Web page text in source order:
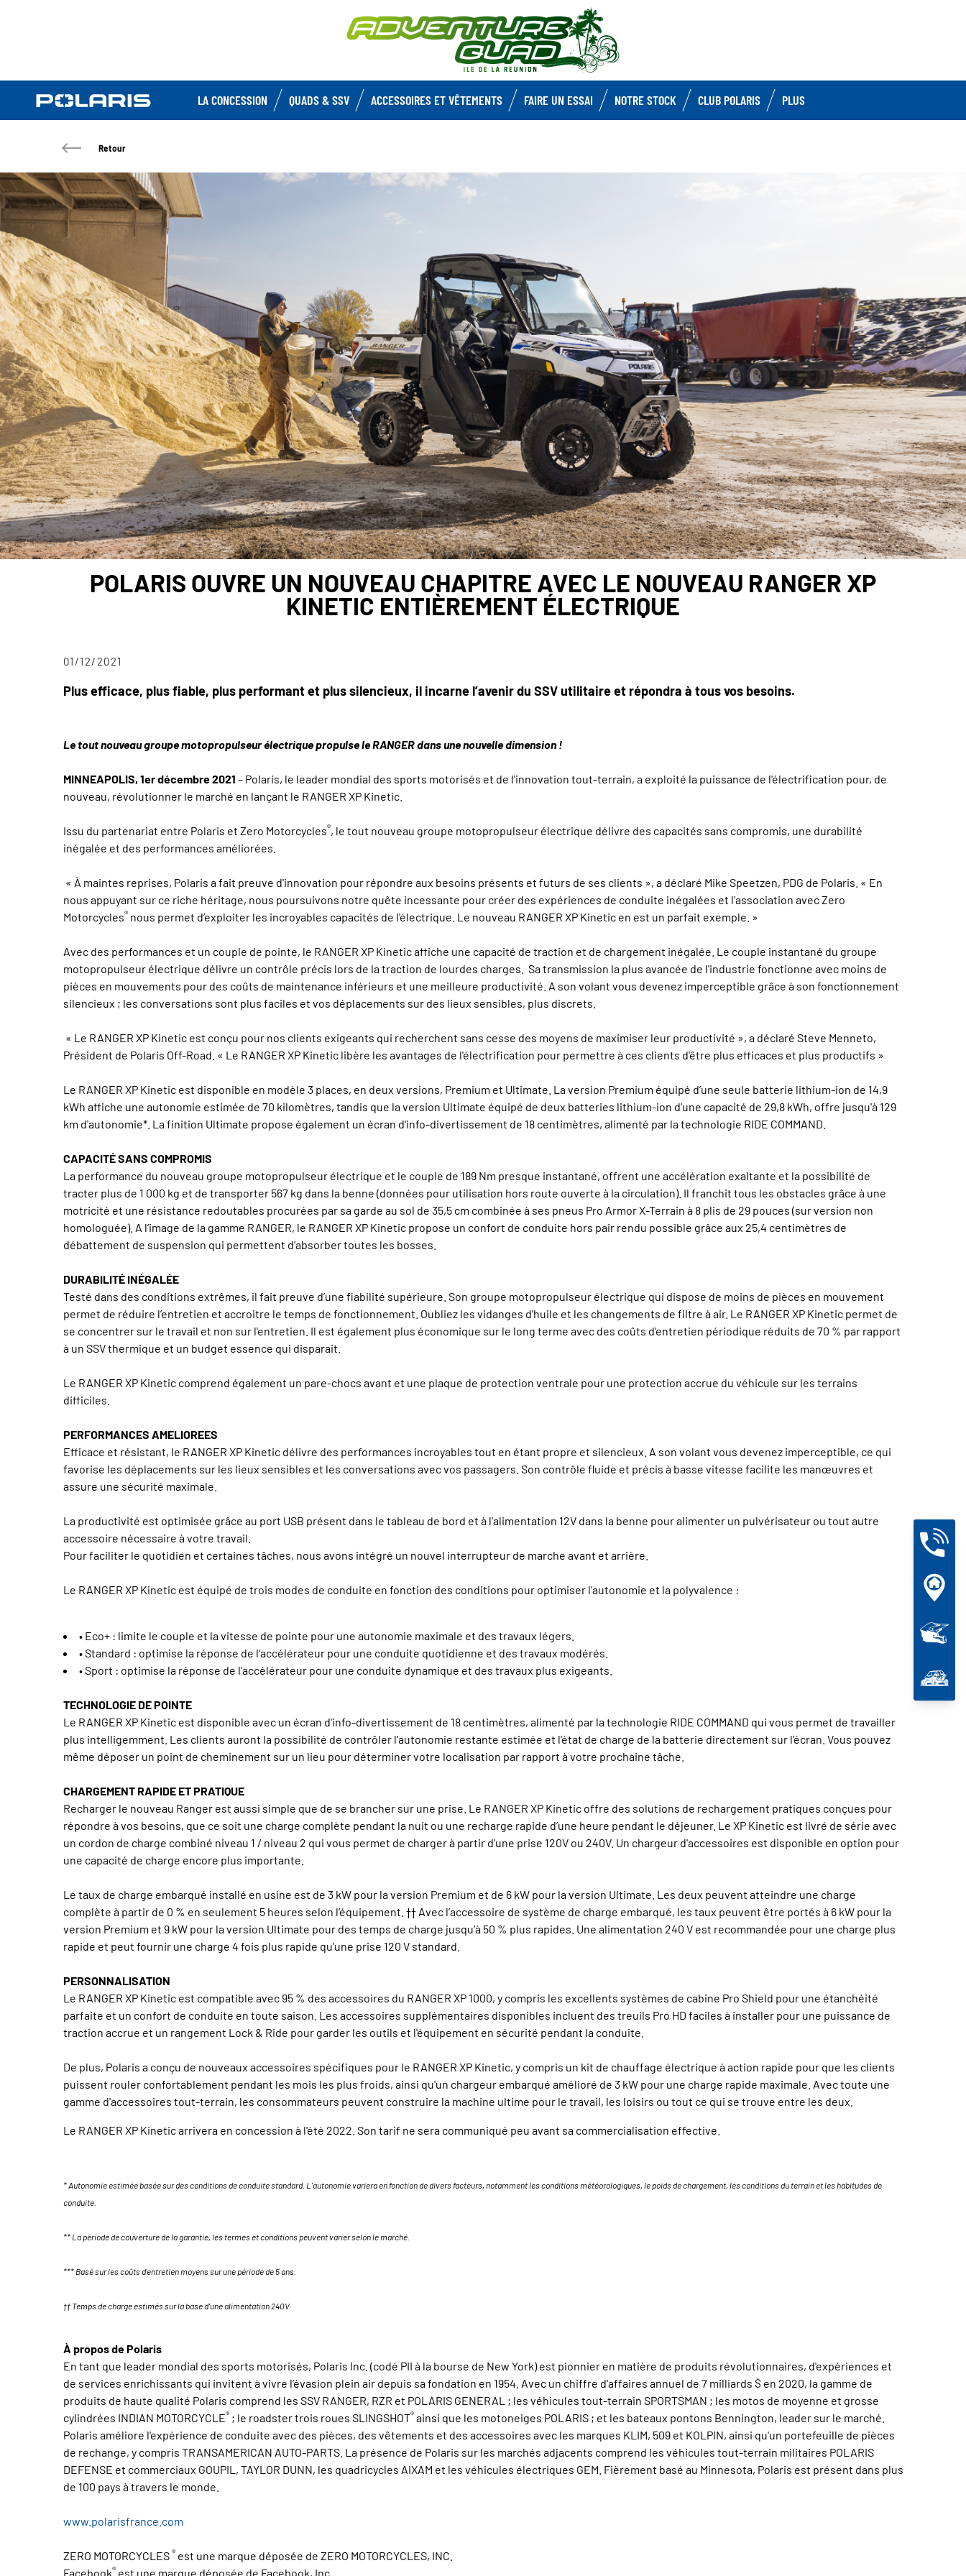
LA CONCESSION QUADS & SSV ACCESSOIRES ET VÊTEMENTS FAIRE UN ESSAI NOTRE STOCK CLUB POLARIS PLUS
Retour
POLARIS OUVRE UN NOUVEAU CHAPITRE AVEC LE NOUVEAU RANGER XP
KINETIC ENTIÈREMENT ÉLECTRIQUE
01/12/2021
Plus efficace, plus fiable, plus performant et plus silencieux, il incarne l’avenir du SSV utilitaire et répondra à tous vos besoins.
Le tout nouveau groupe motopropulseur électrique propulse le RANGER dans une nouvelle dimension !
MINNEAPOLIS, 1er décembre 2021 – Polaris, le leader mondial des sports motorisés et de l'innovation tout-terrain, a exploité la puissance de l'électrification pour, de
nouveau, révolutionner le marché en lançant le RANGER XP Kinetic.
Issu du partenariat entre Polaris et Zero Motorcycles®, le tout nouveau groupe motopropulseur électrique délivre des capacités sans compromis, une durabilité
inégalée et des performances améliorées.
« À maintes reprises, Polaris a fait preuve d'innovation pour répondre aux besoins présents et futurs de ses clients », a déclaré Mike Speetzen, PDG de Polaris. « En
nous appuyant sur ce riche héritage, nous poursuivons notre quête incessante pour créer des expériences de conduite inégalées et l’association avec Zero
Motorcycles®nous permet d’exploiter les incroyables capacités de l'électrique. Le nouveau RANGER XP Kinetic en est un parfait exemple. »
Avec des performances et un couple de pointe, le RANGER XP Kinetic affiche une capacité de traction et de chargement inégalée. Le couple instantané du groupe
motopropulseur électrique délivre un contrôle précis lors de la traction de lourdes charges. Sa transmission la plus avancée de l'industrie fonctionne avec moins de
pièces en mouvements pour des coûts de maintenance inférieurs et une meilleure productivité. A son volant vous devenez imperceptible grâce à son fonctionnement
silencieux ; les conversations sont plus faciles et vos déplacements sur des lieux sensibles, plus discrets.
« Le RANGER XP Kinetic est conçu pour nos clients exigeants qui recherchent sans cesse des moyens de maximiser leur productivité », a déclaré Steve Menneto,
Président de Polaris Off-Road. « Le RANGER XP Kinetic libère les avantages de l'électrification pour permettre à ces clients d'être plus efficaces et plus productifs »
Le RANGER XP Kinetic est disponible en modèle 3 places, en deux versions, Premium et Ultimate. La version Premium équipé d’une seule batterie lithium-ion de 14,9
kWh affiche une autonomie estimée de 70 kilomètres, tandis que la version Ultimate équipé de deux batteries lithium-ion d’une capacité de 29,8 kWh, offre jusqu'à 129
km d'autonomie*. La finition Ultimate propose également un écran d'info-divertissement de 18 centimètres, alimenté par la technologie RIDE COMMAND.
CAPACITÉ SANS COMPROMIS
La performance du nouveau groupe motopropulseur électrique et le couple de 189 Nm presque instantané, offrent une accélération exaltante et la possibilité de
tracter plus de 1 000 kg et de transporter 567 kg dans la benne (données pour utilisation hors route ouverte à la circulation). Il franchit tous les obstacles grâce à une
motricité et une résistance redoutables procurées par sa garde au sol de 35,5 cm combinée à ses pneus Pro Armor X-Terrain à 8 plis de 29 pouces (sur version non
homologuée). A l’image de la gamme RANGER, le RANGER XP Kinetic propose un confort de conduite hors pair rendu possible grâce aux 25,4 centimètres de
débattement de suspension qui permettent d’absorber toutes les bosses.
DURABILITÉ INÉGALÉE
Testé dans des conditions extrêmes, il fait preuve d’une fiabilité supérieure. Son groupe motopropulseur électrique qui dispose de moins de pièces en mouvement
permet de réduire l’entretien et accroitre le temps de fonctionnement. Oubliez les vidanges d'huile et les changements de filtre à air. Le RANGER XP Kinetic permet de
se concentrer sur le travail et non sur l'entretien. Il est également plus économique sur le long terme avec des coûts d'entretien périodique réduits de 70 % par rapport
à un SSV thermique et un budget essence qui disparait.
Le RANGER XP Kinetic comprend également un pare-chocs avant et une plaque de protection ventrale pour une protection accrue du véhicule sur les terrains
difficiles.
PERFORMANCES AMELIOREES
Efficace et résistant, le RANGER XP Kinetic délivre des performances incroyables tout en étant propre et silencieux. A son volant vous devenez imperceptible, ce qui
favorise les déplacements sur les lieux sensibles et les conversations avec vos passagers. Son contrôle fluide et précis à basse vitesse facilite les manœuvres et
assure une sécurité maximale.
La productivité est optimisée grâce au port USB présent dans le tableau de bord et à l'alimentation 12V dans la benne pour alimenter un pulvérisateur ou tout autre
accessoire nécessaire à votre travail.
Pour faciliter le quotidien et certaines tâches, nous avons intégré un nouvel interrupteur de marche avant et arrière.
Le RANGER XP Kinetic est équipé de trois modes de conduite en fonction des conditions pour optimiser l’autonomie et la polyvalence :
• Eco+ : limite le couple et la vitesse de pointe pour une autonomie maximale et des travaux légers.
• Standard : optimise la réponse de l'accélérateur pour une conduite quotidienne et des travaux modérés.
• Sport : optimise la réponse de l'accélérateur pour une conduite dynamique et des travaux plus exigeants.
TECHNOLOGIE DE POINTE
Le RANGER XP Kinetic est disponible avec un écran d'info-divertissement de 18 centimètres, alimenté par la technologie RIDE COMMAND qui vous permet de travailler
plus intelligemment. Les clients auront la possibilité de contrôler l'autonomie restante estimée et l'état de charge de la batterie directement sur l'écran. Vous pouvez
même déposer un point de cheminement sur un lieu pour déterminer votre localisation par rapport à votre prochaine tâche.
CHARGEMENT RAPIDE ET PRATIQUE
Recharger le nouveau Ranger est aussi simple que de se brancher sur une prise. Le RANGER XP Kinetic offre des solutions de rechargement pratiques conçues pour
répondre à vos besoins, que ce soit une charge complète pendant la nuit ou une recharge rapide d’une heure pendant le déjeuner. Le XP Kinetic est livré de série avec
un cordon de charge combiné niveau 1 / niveau 2 qui vous permet de charger à partir d'une prise 120V ou 240V. Un chargeur d'accessoires est disponible en option pour
une capacité de charge encore plus importante.
Le taux de charge embarqué installé en usine est de 3 kW pour la version Premium et de 6 kW pour la version Ultimate. Les deux peuvent atteindre une charge
complète à partir de 0 % en seulement 5 heures selon l’équipement. †† Avec l’accessoire de système de charge embarqué, les taux peuvent être portés à 6 kW pour la
version Premium et 9 kW pour la version Ultimate pour des temps de charge jusqu'à 50 % plus rapides. Une alimentation 240 V est recommandée pour une charge plus
rapide et peut fournir une charge 4 fois plus rapide qu'une prise 120 V standard.
PERSONNALISATION
Le RANGER XP Kinetic est compatible avec 95 % des accessoires du RANGER XP 1000, y compris les excellents systèmes de cabine Pro Shield pour une étanchéité
parfaite et un confort de conduite en toute saison. Les accessoires supplémentaires disponibles incluent des treuils Pro HD faciles à installer pour une puissance de
traction accrue et un rangement Lock & Ride pour garder les outils et l'équipement en sécurité pendant la conduite.
De plus, Polaris a conçu de nouveaux accessoires spécifiques pour le RANGER XP Kinetic, y compris un kit de chauffage électrique à action rapide pour que les clients
puissent rouler confortablement pendant les mois les plus froids, ainsi qu'un chargeur embarqué amélioré de 3 kW pour une charge rapide maximale. Avec toute une
gamme d'accessoires tout-terrain, les consommateurs peuvent construire la machine ultime pour le travail, les loisirs ou tout ce qui se trouve entre les deux.
Le RANGER XP Kinetic arrivera en concession à l'été 2022. Son tarif ne sera communiqué peu avant sa commercialisation effective.
* Autonomie estimée basée sur des conditions de conduite standard. L'autonomie variera en fonction de divers facteurs, notamment les conditions météorologiques, le poids de chargement, les conditions du terrain et les habitudes de
conduite.
** La période de couverture de la garantie, les termes et conditions peuvent varier selon le marché.
*** Basé sur les coûts d'entretien moyens sur une période de 5 ans.
†† Temps de charge estimés sur la base d'une alimentation 240V.
À propos de Polaris
En tant que leader mondial des sports motorisés, Polaris Inc. (codé PII à la bourse de New York) est pionnier en matière de produits révolutionnaires, d'expériences et
de services enrichissants qui invitent à vivre l’évasion plein air depuis sa fondation en 1954. Avec un chiffre d'affaires annuel de 7 milliards $ en 2020, la gamme de
produits de haute qualité Polaris comprend les SSV RANGER, RZR et POLARIS GENERAL ; les véhicules tout-terrain SPORTSMAN ; les motos de moyenne et grosse
cylindrées INDIAN MOTORCYCLE®; le roadster trois roues SLINGSHOT®ainsi que les motoneiges POLARIS ; et les bateaux pontons Bennington, leader sur le marché.
Polaris améliore l'expérience de conduite avec des pièces, des vêtements et des accessoires avec les marques KLIM, 509 et KOLPIN, ainsi qu'un portefeuille de pièces
de rechange, y compris TRANSAMERICAN AUTO-PARTS. La présence de Polaris sur les marchés adjacents comprend les véhicules tout-terrain militaires POLARIS
DEFENSE et commerciaux GOUPIL, TAYLOR DUNN, les quadricycles AIXAM et les véhicules électriques GEM. Fièrement basé au Minnesota, Polaris est présent dans plus
de 100 pays à travers le monde.
www.polarisfrance.com
ZERO MOTORCYCLES ®est une marque déposée de ZERO MOTORCYCLES, INC.
Facebook®est une marque déposée de Facebook, Inc.